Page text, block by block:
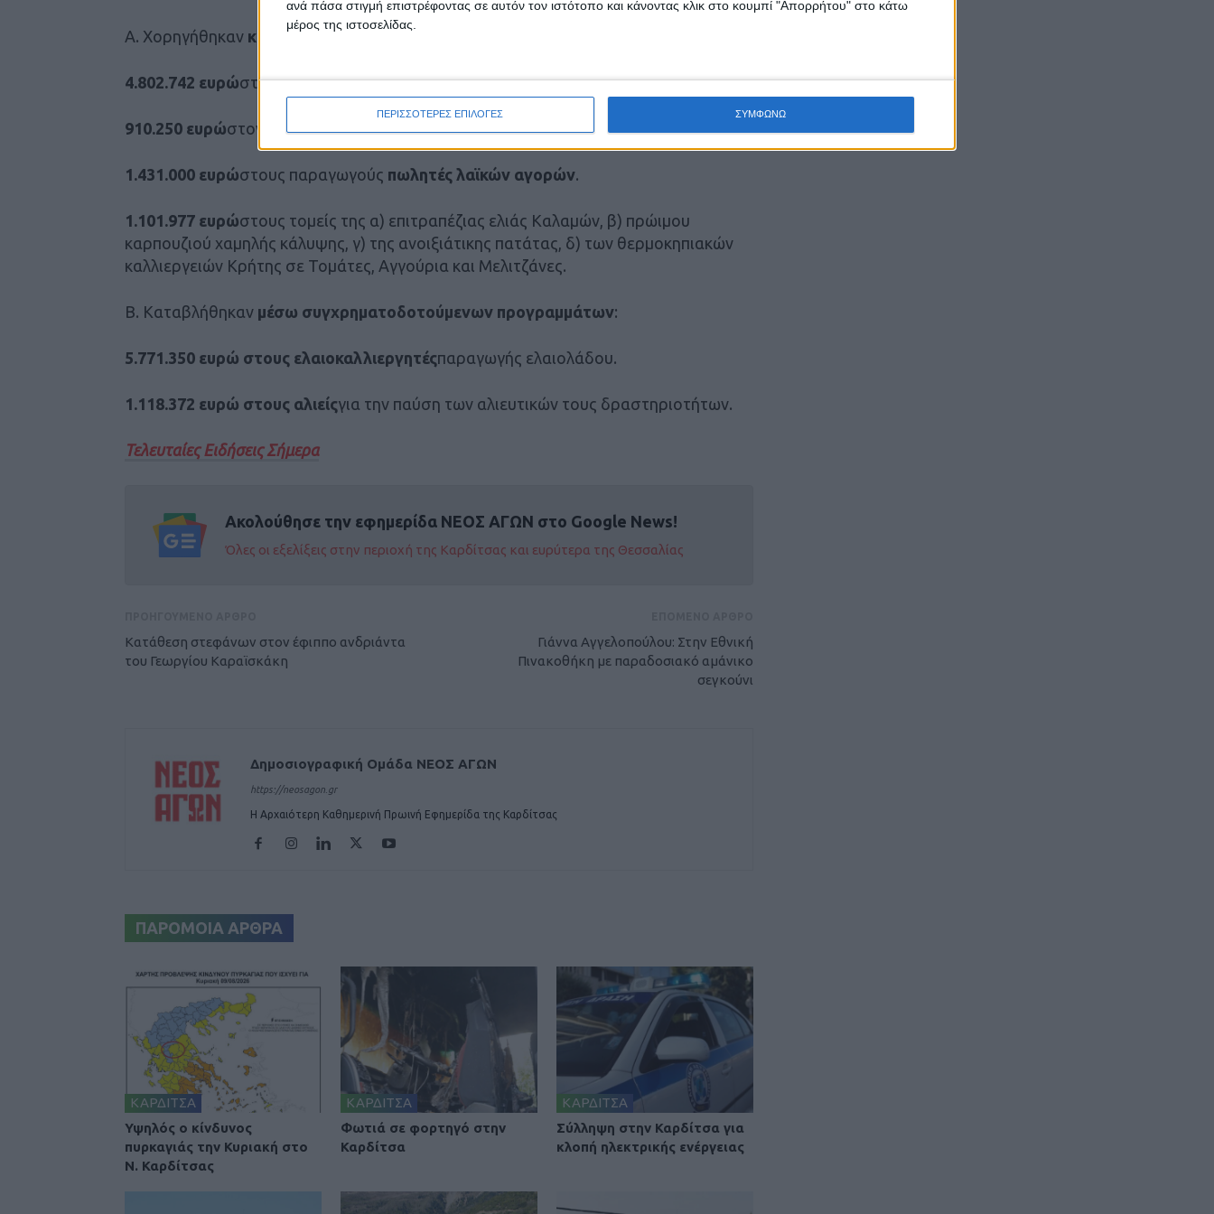
ανά πάσα στιγμή επιστρέφοντας σε αυτόν τον ιστότοπο και κάνοντας κλικ στο κουμπί "Απορρήτου" στο κάτω
μέρος της ιστοσελίδας.
ΠΕΡΙΣΣΟΤΕΡΕΣ ΕΠΙΛΟΓΕΣ ΣΥΜΦΩΝΩ
Α. Χορηγήθηκαν κρατικές ενισχύσεις , σύμφωνα με το Προσωρινό Πλαίσιο ύψους:
4.802.742 ευρώστον τομέα τηςαιγοπροβατοτροφίας.
910.250 ευρώστον τομέα παραγωγήςανθέων.
1.431.000 ευρώστους παραγωγούς πωλητές λαϊκών αγορών.
1.101.977 ευρώστους τομείς της α) επιτραπέζιας ελιάς Καλαμών, β) πρώιμου
καρπουζιού χαμηλής κάλυψης, γ) της ανοιξιάτικης πατάτας, δ) των θερμοκηπιακών
καλλιεργειών Κρήτης σε Τομάτες, Αγγούρια και Μελιτζάνες.
Β. Καταβλήθηκαν μέσω συγχρηματοδοτούμενων προγραμμάτων:
5.771.350 ευρώ στους ελαιοκαλλιεργητέςπαραγωγής ελαιολάδου.
1.118.372 ευρώ στους αλιείςγια την παύση των αλιευτικών τους δραστηριοτήτων.
Τελευταίες Ειδήσεις Σήμερα
Ακολούθησε την εφημερίδα ΝΕΟΣ ΑΓΩΝ στο Google News!
Όλες οι εξελίξεις στην περιοχή της Καρδίτσας και ευρύτερα της Θεσσαλίας
Κατάθεση στεφάνων στον έφιππο ανδριάντα
του Γεωργίου Καραϊσκάκη
Γιάννα Αγγελοπούλου: Στην Εθνική
Πινακοθήκη με παραδοσιακό αμάνικο
σεγκούνι
Δημοσιογραφική Ομάδα ΝΕΟΣ ΑΓΩΝ
https://neosagon.gr
Η Αρχαιότερη Καθημερινή Πρωινή Εφημερίδα της Καρδίτσας
ΠΑΡΟΜΟΙΑ ΑΡΘΡΑ
ΚΑΡΔΙΤΣΑ
Υψηλός ο κίνδυνος
πυρκαγιάς την Κυριακή στο
Ν. Καρδίτσας
ΚΑΡΔΙΤΣΑ
Φωτιά σε φορτηγό στην
Καρδίτσα
ΚΑΡΔΙΤΣΑ
Σύλληψη στην Καρδίτσα για
κλοπή ηλεκτρικής ενέργειας